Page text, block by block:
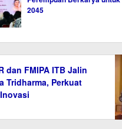
2045
dan FMIPA ITB Jalin
Tridharma, Perkuat